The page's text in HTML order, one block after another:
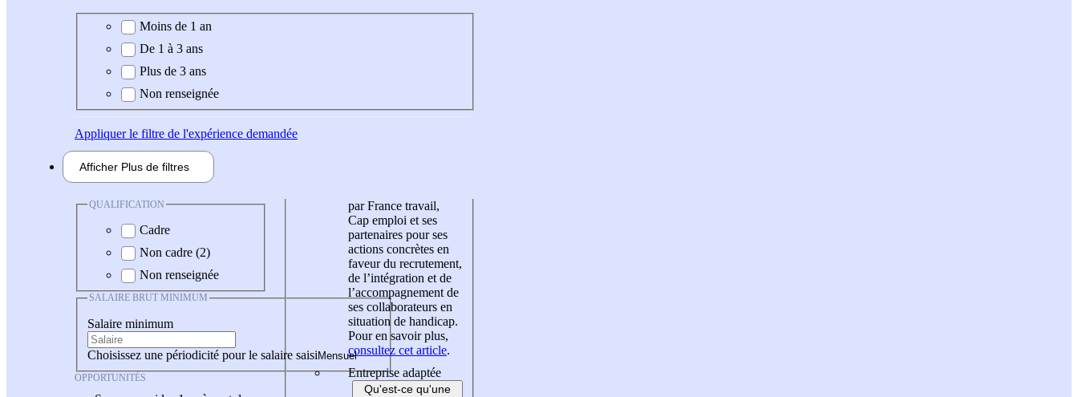
Expérience demandée
Moins de 1 an
De 1 à 3 ans
Plus de 3 ans
Non renseignée
Appliquerle filtre de l'expérience demandée
Afficher Plus de filtres
QUALIFICATION
Cadre
Non cadre (2)
Non renseignée
SALAIRE BRUT MINIMUM
Salaire minimum
Choisissez une périodicité pour le salaire saisi
OPPORTUNITÉS
par France travail,
Cap emploi et ses
partenaires pour ses
actions concrètes en
faveur du recrutement,
de l’intégration et de
l’accompagnement de
ses collaborateurs en
situation de handicap.
Pour en savoir plus,
consultez cet article.
Entreprise adaptée
Qu'est-ce qu'une